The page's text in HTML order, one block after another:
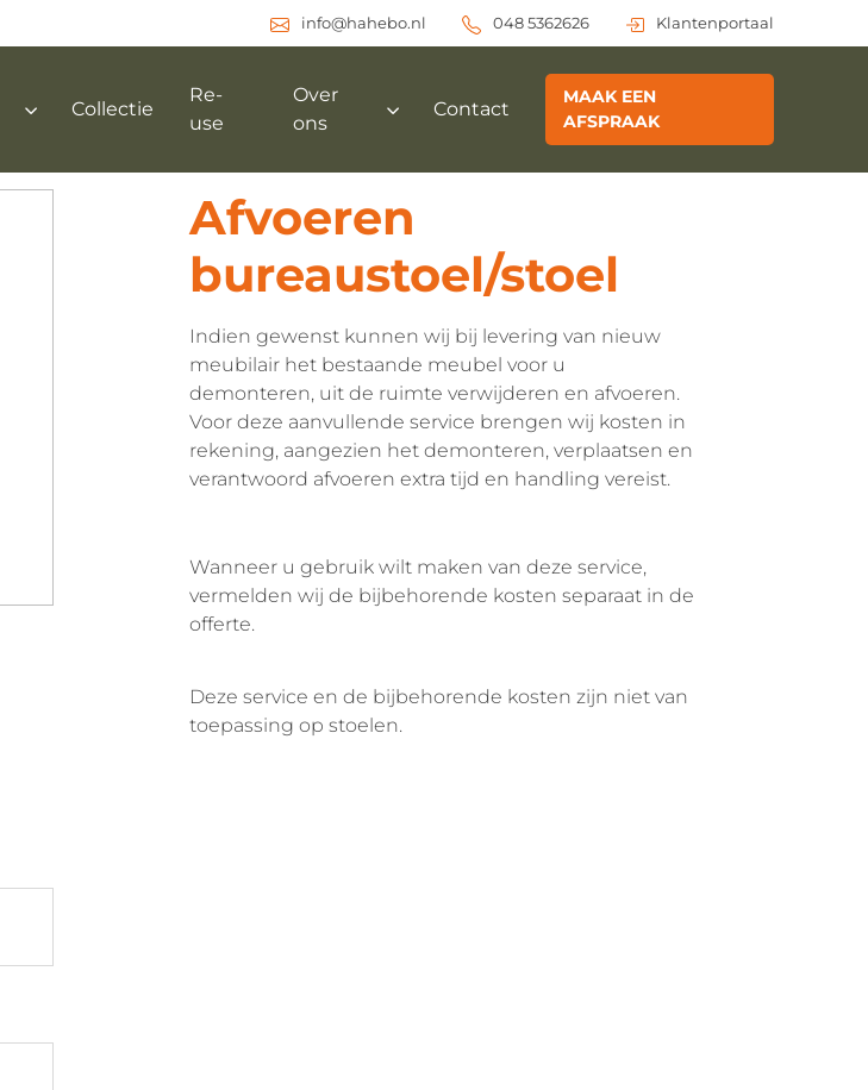
info@hahebo.nl 048 5362626 Klantenportaal
Collectie
Re-
use
Over
ons
Contact
MAAK EEN
AFSPRAAK
Afvoeren
bureaustoel/stoel
Indien gewenst kunnen wij bij levering van nieuw
meubilair het bestaande meubel voor u
demonteren, uit de ruimte verwijderen en afvoeren.
Voor deze aanvullende service brengen wij kosten in
rekening, aangezien het demonteren, verplaatsen en
verantwoord afvoeren extra tijd en handling vereist.
Wanneer u gebruik wilt maken van deze service,
vermelden wij de bijbehorende kosten separaat in de
offerte.
Deze service en de bijbehorende kosten zijn niet van
toepassing op stoelen.